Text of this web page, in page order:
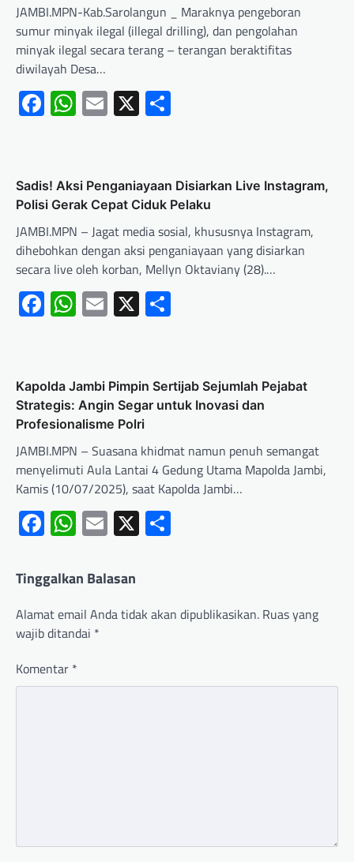
JAMBI.MPN-Kab.Sarolangun _ Maraknya pengeboran
sumur minyak ilegal (illegal drilling), dan pengolahan
minyak ilegal secara terang – terangan beraktifitas
diwilayah Desa…
Facebook
WhatsApp
Email
X
Sadis! Aksi Penganiayaan Disiarkan Live Instagram,
Polisi Gerak Cepat Ciduk Pelaku
JAMBI.MPN – Jagat media sosial, khususnya Instagram,
dihebohkan dengan aksi penganiayaan yang disiarkan
secara live oleh korban, Mellyn Oktaviany (28).…
Facebook
WhatsApp
Email
X
Kapolda Jambi Pimpin Sertijab Sejumlah Pejabat
Strategis: Angin Segar untuk Inovasi dan
Profesionalisme Polri
JAMBI.MPN – Suasana khidmat namun penuh semangat
menyelimuti Aula Lantai 4 Gedung Utama Mapolda Jambi,
Kamis (10/07/2025), saat Kapolda Jambi…
Facebook
WhatsApp
Email
X
Tinggalkan Balasan
Alamat email Anda tidak akan dipublikasikan. Ruas yang
wajib ditandai *
Komentar *